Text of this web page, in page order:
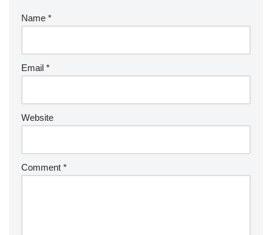
Name *
Email *
Website
Comment *